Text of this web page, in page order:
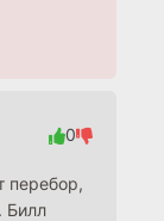
0
перебор,
Билл